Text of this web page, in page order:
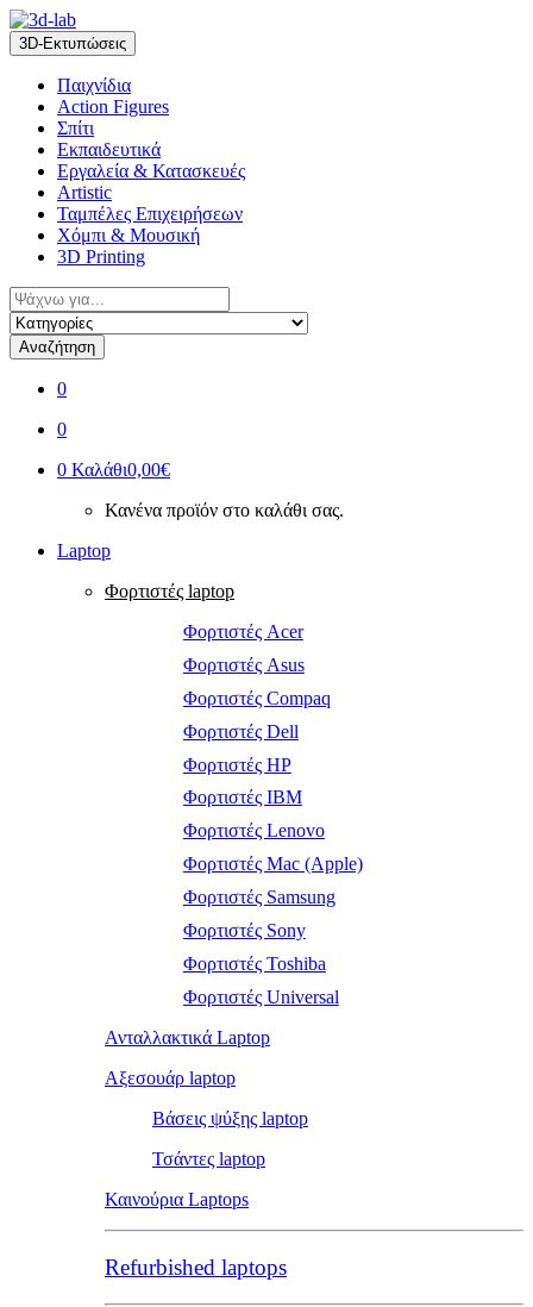
Skip
to
navigation
Skip
to
content
3D-Εκτυπώσεις
Παιχνίδια
Action Figures
Σπίτι
Εκπαιδευτικά
Εργαλεία & Κατασκευές
Artistic
Ταμπέλες Επιχειρήσεων
Χόμπι & Μουσική
3D Printing
Αναζήτηση
για:
Αναζήτηση
0
0
0 Καλάθι0,00€
Κανένα προϊόν στο καλάθι σας.
Laptop
Φορτιστές laptop
Φορτιστές Acer
Φορτιστές Asus
Φορτιστές Compaq
Φορτιστές Dell
Φορτιστές HP
Φορτιστές IBM
Φορτιστές Lenovo
Φορτιστές Mac (Apple)
Φορτιστές Samsung
Φορτιστές Sony
Φορτιστές Toshiba
Φορτιστές Universal
Ανταλλακτικά Laptop
Αξεσουάρ laptop
Βάσεις ψύξης laptop
Τσάντες laptop
Καινούρια Laptops
Refurbished laptops